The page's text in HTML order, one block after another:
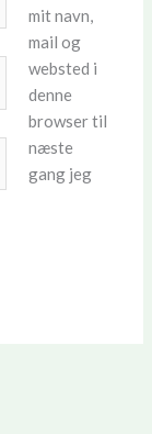
mit navn,
mail og
websted i
denne
browser til
næste
gang jeg